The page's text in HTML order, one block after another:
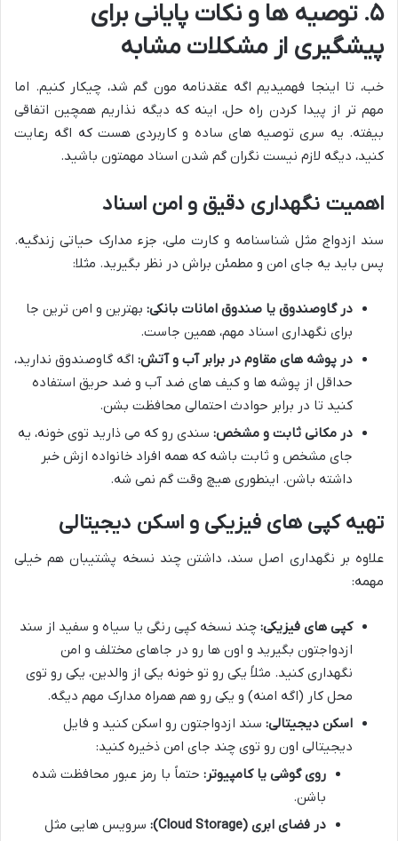
۵. توصیه ها و نکات پایانی برای
پیشگیری از مشکلات مشابه
خب، تا اینجا فهمیدیم اگه عقدنامه مون گم شد، چیکار کنیم. اما
مهم تر از پیدا کردن راه حل، اینه که دیگه نذاریم همچین اتفاقی
بیفته. یه سری توصیه های ساده و کاربردی هست که اگه رعایت
کنید، دیگه لازم نیست نگران گم شدن اسناد مهمتون باشید.
اهمیت نگهداری دقیق و امن اسناد
سند ازدواج مثل شناسنامه و کارت ملی، جزء مدارک حیاتی زندگیه.
پس باید یه جای امن و مطمئن براش در نظر بگیرید. مثلا:
در گاوصندوق یا صندوق امانات بانکی: بهترین و امن ترین جا
برای نگهداری اسناد مهم، همین جاست.
در پوشه های مقاوم در برابر آب و آتش: اگه گاوصندوق ندارید،
حداقل از پوشه ها و کیف های ضد آب و ضد حریق استفاده
کنید تا در برابر حوادث احتمالی محافظت بشن.
در مکانی ثابت و مشخص: سندی رو که می ذارید توی خونه، یه
جای مشخص و ثابت باشه که همه افراد خانواده ازش خبر
داشته باشن. اینطوری هیچ وقت گم نمی شه.
تهیه کپی های فیزیکی و اسکن دیجیتالی
علاوه بر نگهداری اصل سند، داشتن چند نسخه پشتیبان هم خیلی
مهمه:
کپی های فیزیکی: چند نسخه کپی رنگی یا سیاه و سفید از سند
ازدواجتون بگیرید و اون ها رو در جاهای مختلف و امن
نگهداری کنید. مثلاً یکی رو تو خونه یکی از والدین، یکی رو توی
محل کار (اگه امنه) و یکی رو هم همراه مدارک مهم دیگه.
اسکن دیجیتالی: سند ازدواجتون رو اسکن کنید و فایل
دیجیتالی اون رو توی چند جای امن ذخیره کنید:
روی گوشی یا کامپیوتر: حتماً با رمز عبور محافظت شده
باشن.
در فضای ابری (Cloud Storage):
سرویس هایی مثل